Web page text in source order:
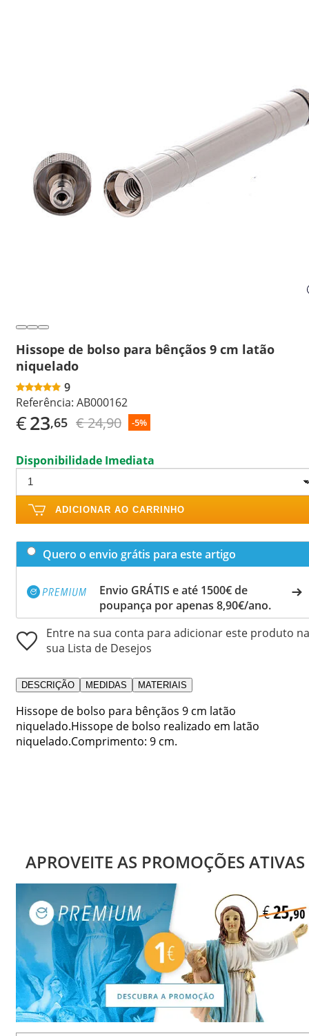
Hissope de bolso para bênçãos 9 cm latão
niquelado
9
Referência: AB000162
€23,65 € 24,90 -5%
Disponibilidade Imediata
ADICIONAR AO CARRINHO
Quero o envio grátis para este artigo
Envio GRÁTIS e até 1500€ de
poupança por apenas 8,90€/ano.
Entre na sua conta para adicionar este produto na
sua Lista de Desejos
DESCRIÇÃO MEDIDAS MATERIAIS
Hissope de bolso para bênçãos 9 cm latão
niquelado.Hissope de bolso realizado em latão
niquelado.Comprimento: 9 cm.
APROVEITE AS PROMOÇÕES ATIVAS